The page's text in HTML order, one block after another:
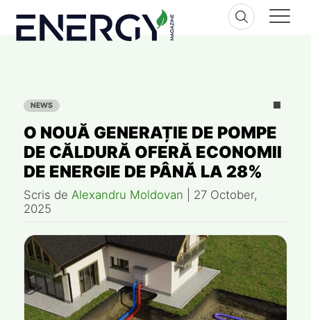
content
NEWS
O NOUĂ GENERAȚIE DE POMPE
DE CĂLDURĂ OFERĂ ECONOMII
DE ENERGIE DE PÂNĂ LA 28%
Scris de Alexandru Moldovan
27 October,
2025